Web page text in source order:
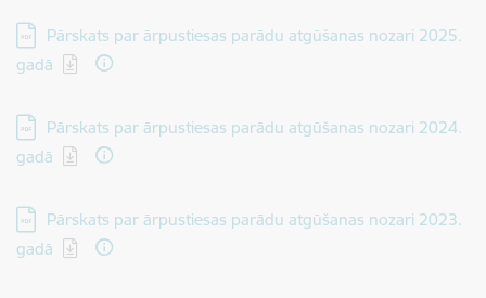
Lejupielādēt:
Pārskats par ārpustiesas parādu atgūšanas nozari 2025.
gadā
Lejupielādēt:
Pārskats par ārpustiesas parādu atgūšanas nozari 2024.
gadā
Lejupielādēt:
Pārskats par ārpustiesas parādu atgūšanas nozari 2023.
gadā